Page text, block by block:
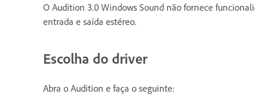
O Audition 3.0 Windows Sound não fornece
entrada e saída estéreo.
Escolha do driver
Abra o Audition e faça o seguinte: